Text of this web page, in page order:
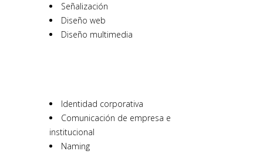
Señalización
Diseño web
Diseño multimedia
Identidad corporativa
Comunicación de empresa e
institucional
Naming